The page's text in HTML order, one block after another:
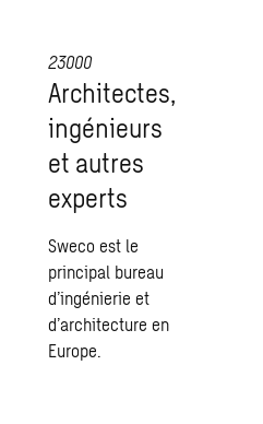
23000
Archi­tectes,
ingé­nieurs
et autres
experts
Sweco est le
principal bureau
d’ingénierie et
d’architecture en
Europe.